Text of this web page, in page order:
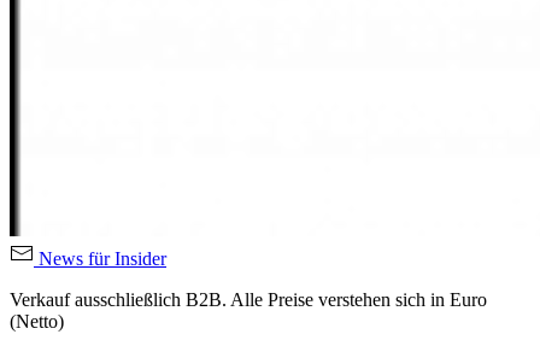
News für Insider
Verkauf ausschließlich B2B. Alle Preise verstehen sich in Euro
(Netto)